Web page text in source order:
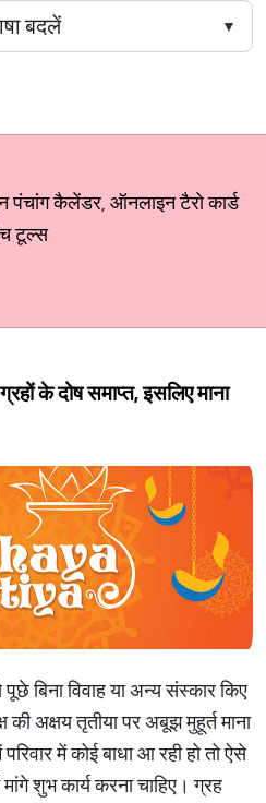
कैलेंडर, ऑनलाइन टैरो कार्ड
टूल्स
के दोष समाप्त, इसलिए माना
बिना विवाह या अन्य संस्कार किए
अक्षय तृतीया पर अबूझ मुहूर्त माना
में कोई बाधा आ रही हो तो ऐसे
शुभ कार्य करना चाहिए। ग्रह